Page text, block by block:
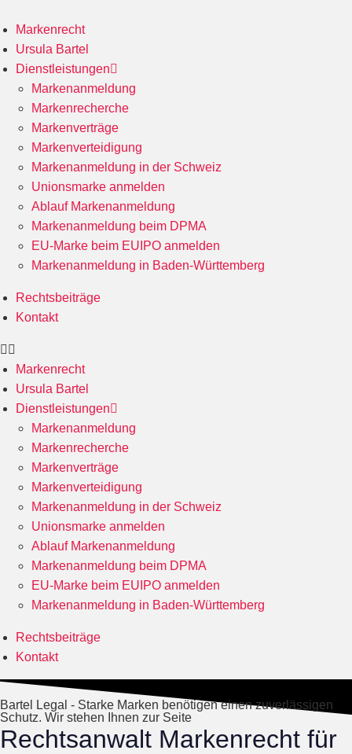
Markenrecht
Ursula Bartel
Dienstleistungen
Markenanmeldung
Markenrecherche
Markenverträge
Markenverteidigung
Markenanmeldung in der Schweiz
Unionsmarke anmelden
Ablauf Markenanmeldung
Markenanmeldung beim DPMA
EU-Marke beim EUIPO anmelden
Markenanmeldung in Baden-Württemberg
Rechtsbeiträge
Kontakt
Markenrecht
Ursula Bartel
Dienstleistungen
Markenanmeldung
Markenrecherche
Markenverträge
Markenverteidigung
Markenanmeldung in der Schweiz
Unionsmarke anmelden
Ablauf Markenanmeldung
Markenanmeldung beim DPMA
EU-Marke beim EUIPO anmelden
Markenanmeldung in Baden-Württemberg
Rechtsbeiträge
Kontakt
Bartel Legal - Starke Marken benötigen einen zuverlässigen
Schutz. Wir stehen Ihnen zur Seite
Rechtsanwalt Markenrecht für